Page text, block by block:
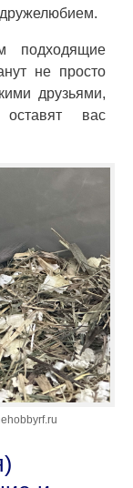
подходящие
не просто
друзьями,
вас